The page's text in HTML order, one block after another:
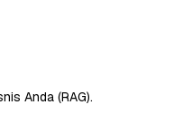
Anda (RAG).